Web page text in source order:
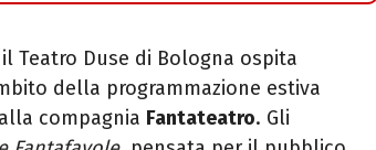
Teatro Duse di Bologna ospita
della programmazione estiva
compagnia Fantateatro. Gli